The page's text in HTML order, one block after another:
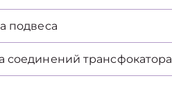
подвеса
соединений трансфокатора